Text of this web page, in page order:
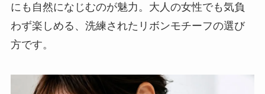
にも自然になじむのが魅力。大人の女性でも気負
わず楽しめる、洗練されたリボンモチーフの選び
方です。